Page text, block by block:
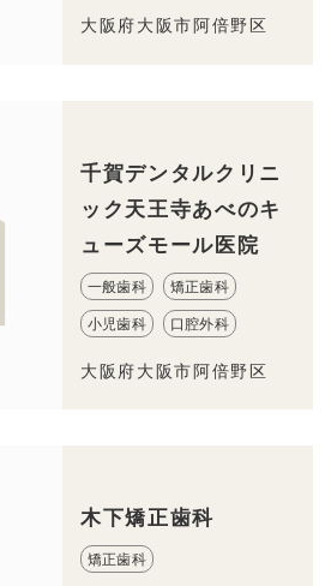
大阪府大阪市阿倍野区
千賀デンタルクリニ
ック天王寺あべのキ
ューズモール医院
一般歯科 矯正歯科
小児歯科 口腔外科
大阪府大阪市阿倍野区
木下矯正歯科
矯正歯科